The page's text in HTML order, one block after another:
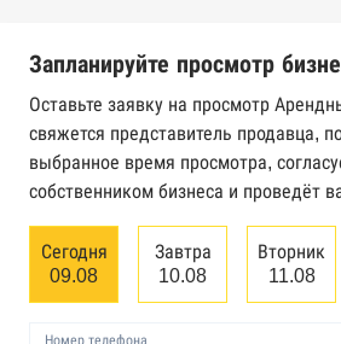
Реестр государственных
Федерального казначейства
Картотека арбитражных дел
арбитражного суда
Единый федеральный реестр
банкротстве юридических лиц
Запланируйте просмотр
Оставьте заявку на просмотр
свяжется представитель продавца,
выбранное время просмотра,
собственником бизнеса и проведёт
Сегодня
09.08
Завтра
10.08
Вторник
11.08
Номер телефона